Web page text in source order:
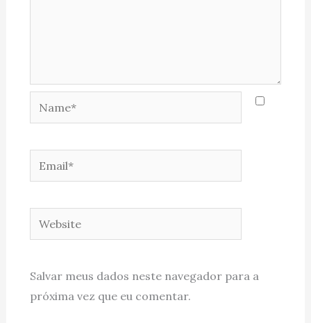
Name*
Email*
Website
Salvar meus dados neste navegador para a
próxima vez que eu comentar.